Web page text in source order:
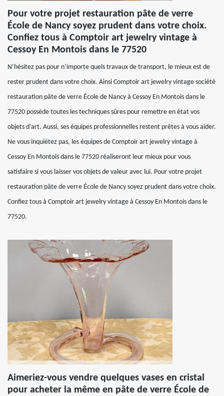
Pour votre projet restauration pâte de verre
École de Nancy soyez prudent dans votre choix.
Confiez tous à Comptoir art jewelry vintage à
Cessoy En Montois dans le 77520
N’hésitez pas pour n’importe quels travaux de transport, le mieux est de
rester prudent dans votre choix. Ainsi Comptoir art jewelry vintage société
restauration pâte de verre École de Nancy à Cessoy En Montois dans le
77520 possède toutes les techniques sûres pour remettre en état vos
objets d’art. Aussi, ses équipes professionnelles restent prêtes à vous aider.
Ne vous inquiétez pas, les équipes de Comptoir art jewelry vintage à
Cessoy En Montois dans le 77520 réaliseront leur mieux pour vous
satisfaire si vous laisser vos objets de valeur avec lui. Pour votre projet
restauration pâte de verre École de Nancy soyez prudent dans votre choix.
Confiez tous à Comptoir art jewelry vintage à Cessoy En Montois dans le
77520.
Aimeriez-vous vendre quelques vases en cristal
pour acheter la même en pâte de verre École de